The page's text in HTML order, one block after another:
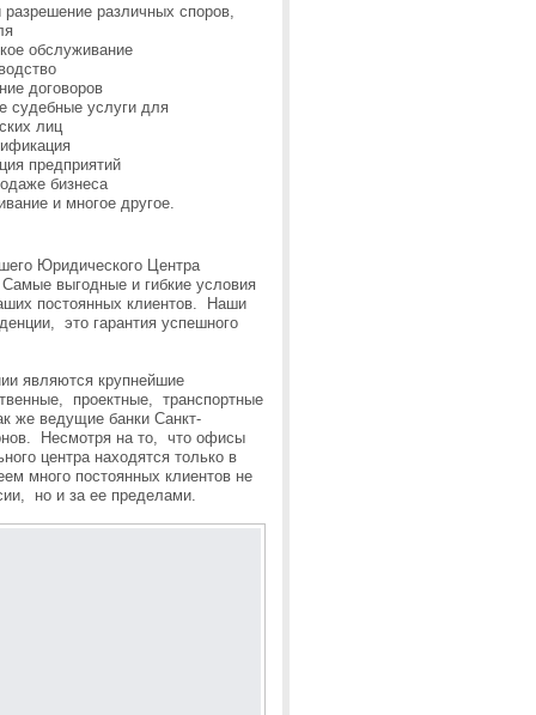
разрешение различных споров,
обслуживание
договоров
судебные услуги для
лиц
предприятий
бизнеса
и многое другое.
Юридического Центра
выгодные и гибкие условия
постоянных клиентов. Наши
это гарантия успешного
являются крупнейшие
проектные, транспортные
же ведущие банки Санкт-
Несмотря на то, что офисы
центра находятся только в
много постоянных клиентов не
но и за ее пределами.